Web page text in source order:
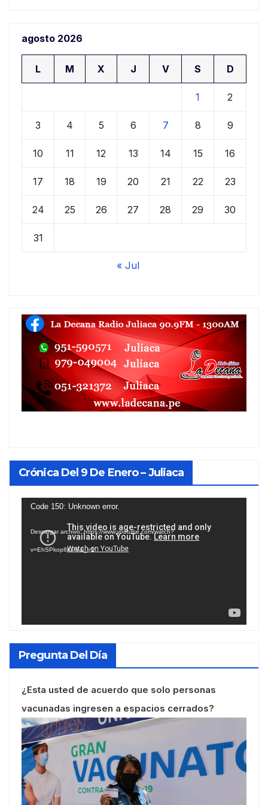
agosto 2026
L M X J V S D
1 2
3 4 5 6 7 8 9
10 11 12 13 14 15 16
17 18 19 20 21 22 23
24 25 26 27 28 29 30
31
« Jul
Crónica Del 9 De Enero – Juliaca
Reproductor
vídeo
Code 150: Unknown error.
Descargar archivo: https://www.youtube.com/watch?
v=EhSPkop8KPY&_=1
Pregunta Del Día
¿Esta usted de acuerdo que solo personas
vacunadas ingresen a espacios cerrados?